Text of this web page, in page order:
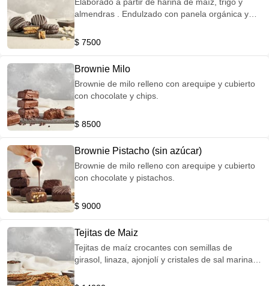
almendras . Endulzado con panela orgánica y
negro.
$ 7500
Brownie Milo
Brownie de milo relleno con arequipe y cubierto
con chocolate y chips.
$ 8500
Brownie Pistacho (sin azúcar)
Brownie de milo relleno con arequipe y cubierto
con chocolate y pistachos.
$ 9000
Tejitas de Maiz
Tejitas de maíz crocantes con semillas de
girasol, linaza, ajonjolí y cristales de sal marina
vegano y sin gluten.